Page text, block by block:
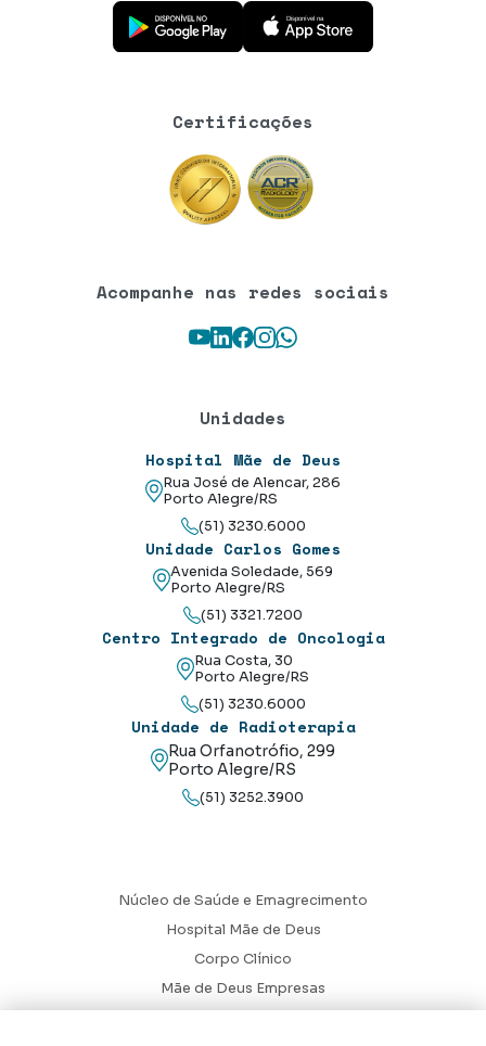
Baixe o aplicativo na Google Play Store
Baixe o aplicativo na App Store
Certificações
Acompanhe nas redes sociais
Youtube
LinkedIn
Facebook
Instagram
WhatsApp
Unidades
Hospital Mãe de Deus
Rua José de Alencar, 286
Porto Alegre/RS
(51) 3230.6000
Unidade Carlos Gomes
Avenida Soledade, 569
Porto Alegre/RS
(51) 3321.7200
Centro Integrado de Oncologia
Rua Costa, 30
Porto Alegre/RS
(51) 3230.6000
Unidade de Radioterapia
Rua Orfanotrófio, 299
Porto Alegre/RS
(51) 3252.3900
Núcleo de Saúde e Emagrecimento
Hospital Mãe de Deus
Corpo Clínico
Mãe de Deus Empresas